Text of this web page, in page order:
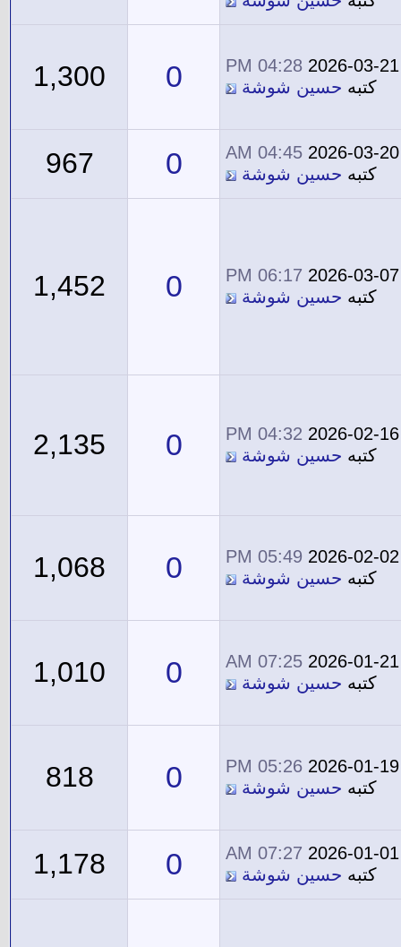
2026-03-21
04:28 PM
كتبه حسين شوشة 0
1,300
2026-03-20
04:45 AM
كتبه حسين شوشة 0
967
2026-03-07
06:17 PM
كتبه حسين شوشة 0
1,452
2026-02-16
04:32 PM
كتبه حسين شوشة 0
2,135
2026-02-02
05:49 PM
كتبه حسين شوشة 0
1,068
2026-01-21
07:25 AM
كتبه حسين شوشة 0
1,010
2026-01-19
05:26 PM
كتبه حسين شوشة 0
818
2026-01-01
07:27 AM
كتبه حسين شوشة 0
1,178